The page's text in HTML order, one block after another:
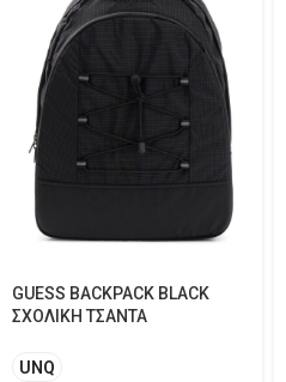
GUESS BACKPACK BLACK
ΣΧΟΛΙΚΗ ΤΣΑΝΤΑ
UNQ